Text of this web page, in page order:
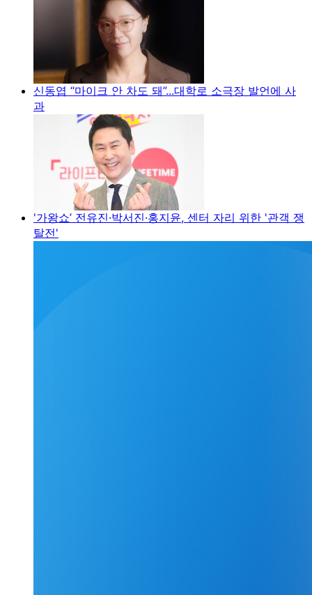
신동엽 “마이크 안 차도 돼”...대학로 소극장 발언에 사
과
'가왕쇼’ 전유진·박서진·홍지윤, 센터 자리 위한 '관객 쟁
탈전'